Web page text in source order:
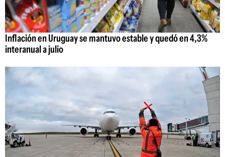
Inflación en Uruguay se mantuvo estable y quedó en 4,3%
interanual a julio